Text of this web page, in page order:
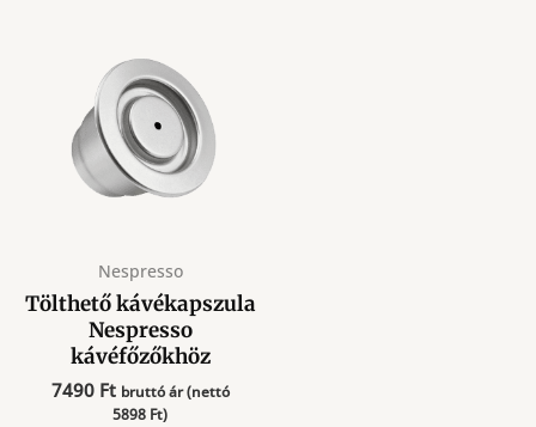
Nespresso
Tölthető kávékapszula
Nespresso
kávéfőzőkhöz
7490 Ft bruttó ár (nettó
5898 Ft)